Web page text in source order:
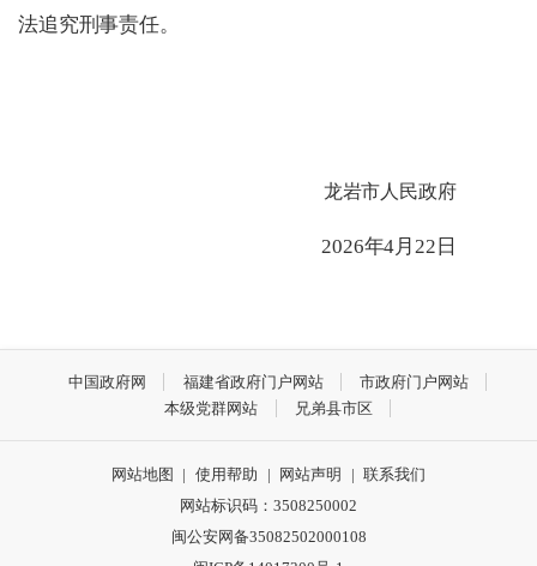
法追究刑事责任。
龙岩市人民政府
2026年4月22 日
中国政府网 福建省政府门户网站
市政府门户网站
本级党群网站
兄弟县市区
网站地图 | 使用帮助 | 网站声明 | 联系我们
网站标识码：3508250002
闽公安网备35082502000108